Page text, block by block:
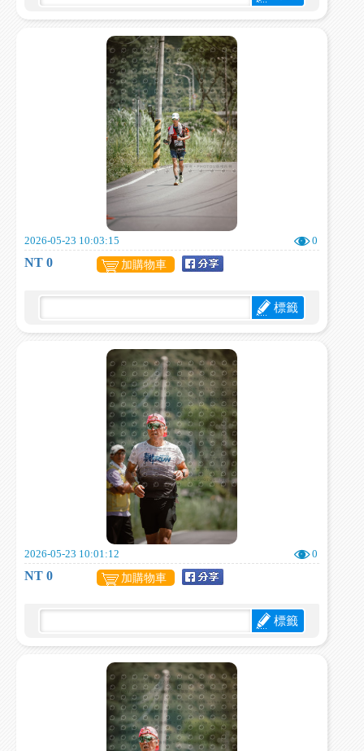
2026-05-23 10:03:15 0
NT 0 加購物車
標籤
2026-05-23 10:01:12 0
NT 0 加購物車
標籤